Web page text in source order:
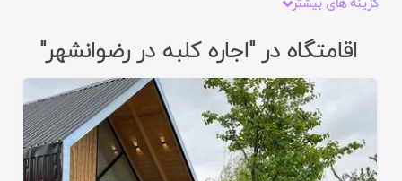
اقامتگاه در "اجاره کلبه در رضوانشهر"